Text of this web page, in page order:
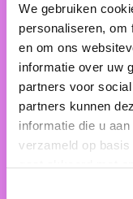
We gebruiken
personaliseren, om
en om ons
informatie over uw
partners voor
partners kunnen
informatie die u
verzameld op
dus vermeld
je vanuit je
hier ook
6. Check check
Ook voor je
moet zijn,
weet dat
Als je